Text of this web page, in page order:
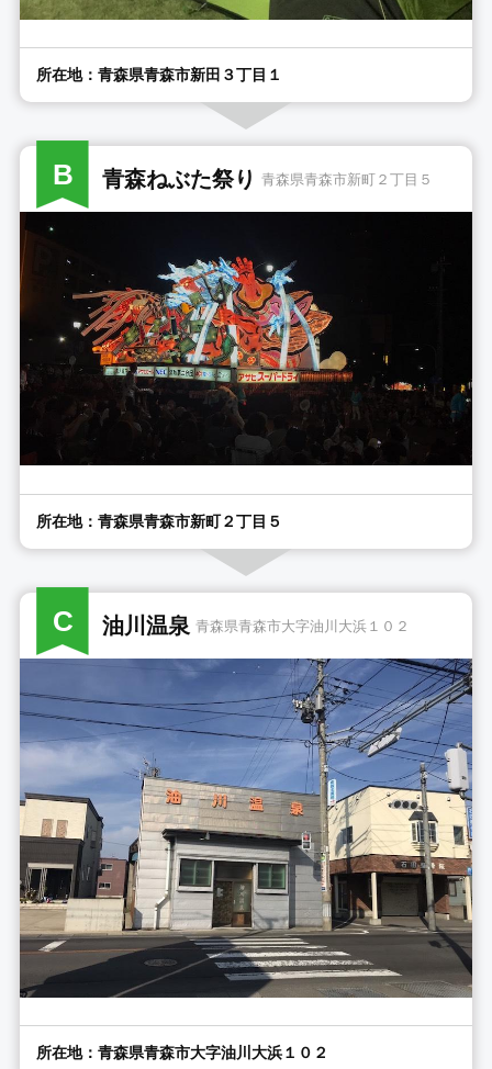
所在地：青森県青森市新田３丁目１
B 青森ねぶた祭り 青森県青森市新町２丁目５
所在地：青森県青森市新町２丁目５
C 油川温泉 青森県青森市大字油川大浜１０２
所在地：青森県青森市大字油川大浜１０２